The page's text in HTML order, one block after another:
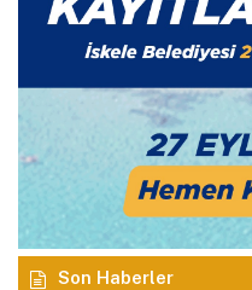
Son Haberler